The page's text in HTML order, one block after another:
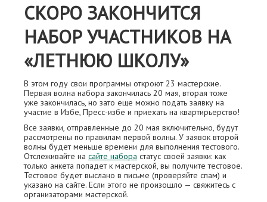
СКОРО ЗАКОНЧИТСЯ
НАБОР УЧАСТНИКОВ НА
«ЛЕТНЮЮ ШКОЛУ»
В этом году свои программы откроют 23 мастерские.
Первая волна набора закончилась 20 мая, вторая тоже
уже закончилась, но зато еще можно подать заявку на
участие в Избе, Пресс-избе и приехать на квартирьерство!
Все заявки, отправленные до 20 мая включительно, будут
рассмотрены по правилам первой волны. У заявок второй
волны будет меньше времени для выполнения тестового.
Отслеживайте на сайте набора статус своей заявки: как
только анкета попадет к мастерской, вы получите тестовое.
Тестовое будет выслано в письме (проверяйте спам) и
указано на сайте. Если этого не произошло — свяжитесь с
организаторами мастерской.